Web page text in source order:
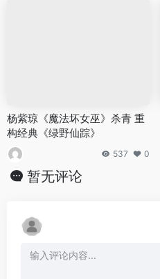
杨紫琼《魔法坏女巫》杀青 重
构经典《绿野仙踪》
537 0
暂无评论